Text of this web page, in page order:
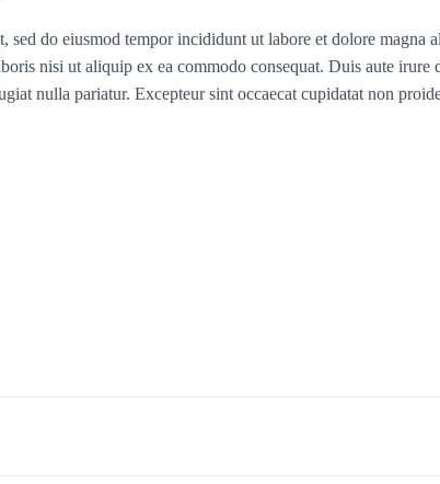
sed do eiusmod tempor incididunt ut labore et dolore magna
nisi ut aliquip ex ea commodo consequat. Duis aute irure
nulla pariatur. Excepteur sint occaecat cupidatat non